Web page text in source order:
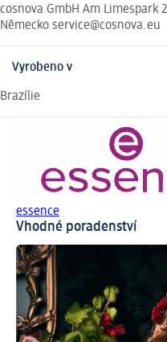
cosnova GmbH Am Limespark
Německo service@cosnova.eu
Vyrobeno v
Brazílie
essence
Vhodné poradenství